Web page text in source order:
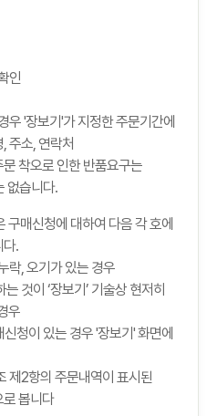
인
우 '장보기'가 지정한 주문기간에
주소, 연락처
착오로 인한 반품요구는
없습니다.
구매신청에 대하여 다음 각 호에
다.
락, 오기가 있는 경우
것이 ‘장보기’ 기술상 현저히
우
청이 있는 경우 '장보기' 화면에
제2항의 주문내역이 표시된
봅니다